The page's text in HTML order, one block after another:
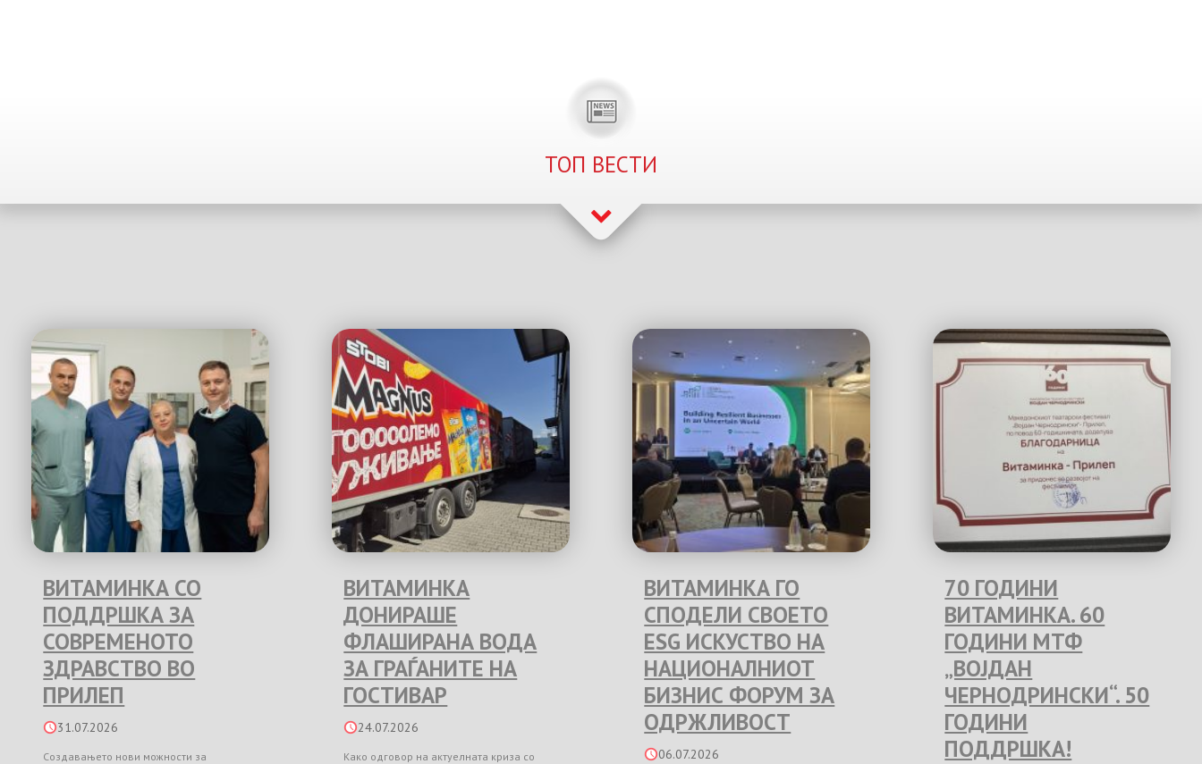
ТОП ВЕСТИ
ВИТАМИНКА СО
ПОДДРШКА ЗА
СОВРЕМЕНОТО
ЗДРАВСТВО ВО
ПРИЛЕП
31.07.2026
Создавањето нови можности за
ВИТАМИНКА
ДОНИРАШЕ
ФЛАШИРАНА ВОДА
ЗА ГРАЃАНИТЕ НА
ГОСТИВАР
24.07.2026
Како одговор на актуелната криза со
ВИТАМИНКА ГО
СПОДЕЛИ СВОЕТО
ESG ИСКУСТВО НА
НАЦИОНАЛНИОТ
БИЗНИС ФОРУМ ЗА
ОДРЖЛИВОСТ
06.07.2026
70 ГОДИНИ
ВИТАМИНКА. 60
ГОДИНИ МТФ
„ВОЈДАН
ЧЕРНОДРИНСКИ“. 50
ГОДИНИ
ПОДДРШКА!